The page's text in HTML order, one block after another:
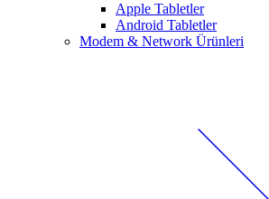
Apple Tabletler
Android Tabletler
Modem & Network Ürünleri